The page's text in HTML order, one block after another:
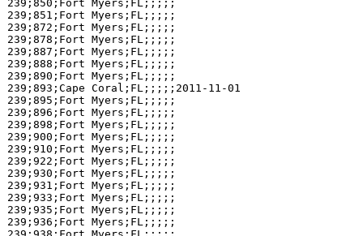
239;850;Fort Myers;FL;;;;;
239;851;Fort Myers;FL;;;;;
239;872;Fort Myers;FL;;;;;
239;878;Fort Myers;FL;;;;;
239;887;Fort Myers;FL;;;;;
239;888;Fort Myers;FL;;;;;
239;890;Fort Myers;FL;;;;;
239;893;Cape Coral;FL;;;;;2011-11-01
239;895;Fort Myers;FL;;;;;
239;896;Fort Myers;FL;;;;;
239;898;Fort Myers;FL;;;;;
239;900;Fort Myers;FL;;;;;
239;910;Fort Myers;FL;;;;;
239;922;Fort Myers;FL;;;;;
239;930;Fort Myers;FL;;;;;
239;931;Fort Myers;FL;;;;;
239;933;Fort Myers;FL;;;;;
239;935;Fort Myers;FL;;;;;
239;936;Fort Myers;FL;;;;;